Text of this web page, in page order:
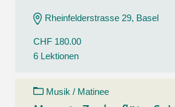
Rheinfelderstrasse 29, Basel
CHF 180.00
6 Lektionen
Musik / Matinee